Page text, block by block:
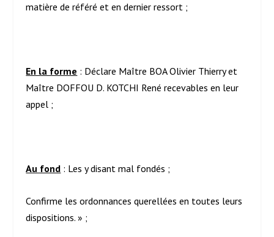
matière de référé et en dernier ressort ;
En la forme : Déclare Maître BOA Olivier Thierry et
Maître DOFFOU D. KOTCHI René recevables en leur
appel ;
Au fond : Les y disant mal fondés ;
Confirme les ordonnances querellées en toutes leurs
dispositions. » ;